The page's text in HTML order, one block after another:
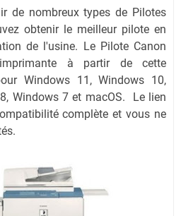
de nombreux types de Pilotes
obtenir le meilleur pilote en
de l'usine. Le Pilote Canon
imprimante à partir de cette
Windows 11, Windows 10,
Windows 7 et macOS. Le lien
complète et vous ne